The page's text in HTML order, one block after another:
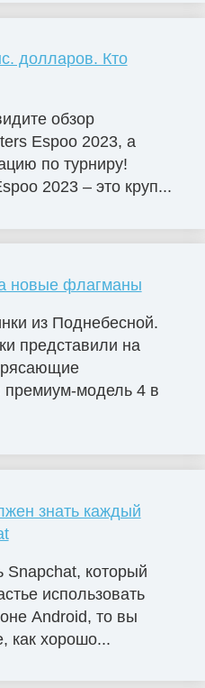
долларов. Кто
обзор
Espoо 2023, а
по турниру!
2023 – это круп...
новые флагманы
из Поднебесной.
представили на
модель 4 в
знать каждый
Snapchat, который
использовать
Android, то вы
как хорошо...